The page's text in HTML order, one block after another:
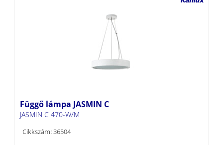
Függő lámpa JASMIN C
JASMIN C 470-W/M
Cikkszám: 36504